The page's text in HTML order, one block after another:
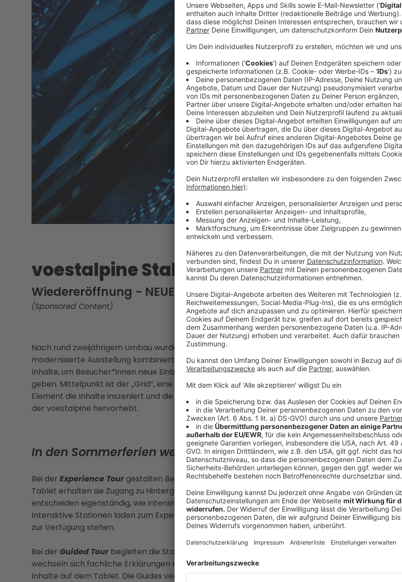
voestalpine Stahlwelt
Wiedereröffnung - NEUE PERSPEKTIVEN ENTDECKEN
(Sponsored Content)
Nach rund zweijährigem Umbau wurde die voestalpine Stahlwelt im Juni 2026 neu eröffnet. Die
modernisierte Ausstellung kombiniert offene Architektur, digitale Technologien und interaktive
Inhalte, um Besucher*innen neue Einblicke in das Unternehmen und den Werkstoff Stahl zu
geben. Mittelpunkt ist der „Grid“, eine begehbare Stahlkonstruktion, die als verbindendes
Element die Inhalte inszeniert und die Innovationskraft sowie die CO₂-neutrale Zukunftsstrategie
der voestalpine hervorhebt.
In den Sommerferien werden jeden Tag Touren angeboten:
Bei der Experience Tour gestalten Besucher*innen ihren Rundgang selbst. Mit einem Multimedia-
Tablet erhalten sie Zugang zu Hintergrundinformationen, Videos und Animationen und
entscheiden eigenständig, wie intensiv sie sich mit einzelnen Themen beschäftigen möchten.
Interaktive Stationen laden zum Experimentieren ein, während Guides bei Bedarf unterstützend
zur Verfügung stehen.
Bei der Guided Tour begleiten die Stahlwelt Expert*innen die Besucherinnen und Besucher. Dabei
wechseln sich fachliche Erklärungen mit eigenständigem Erkunden ab, unterstützt durch digitale
Inhalte auf dem Tablet. Die Guides vermitteln Wissen zur voestalpine und zur Stahlproduktion und